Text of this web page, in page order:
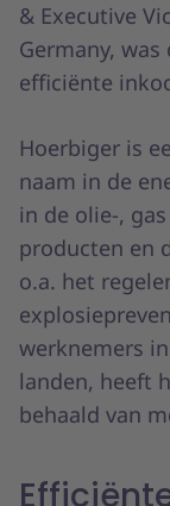
& Executive
Germany,
efficiënte
Hoerbiger is
naam in de
in de olie-,
producten en
o.a. het
werknemers
landen, heeft
behaald van